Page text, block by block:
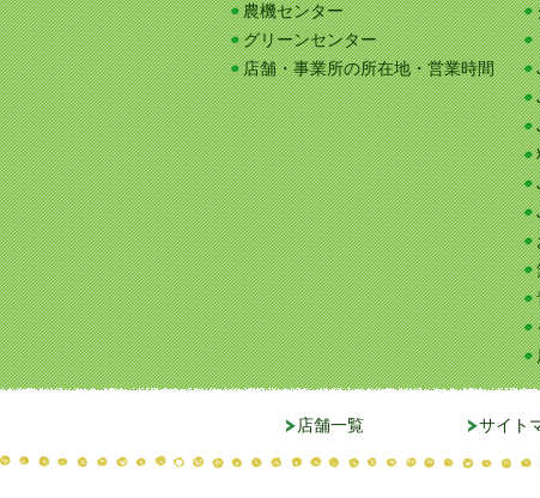
農機センター
グリーンセンター
店舗・事業所の所在地・営業時間
店舗一覧 サイト